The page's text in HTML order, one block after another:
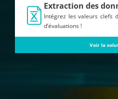
Extraction des
Intégrez les valeurs clefs
d’évaluations !
Voir la